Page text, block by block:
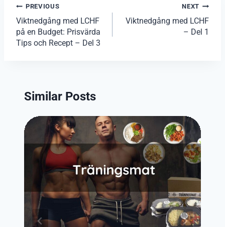
Inläggsnavigering
PREVIOUS
Viktnedgång med LCHF
på en Budget: Prisvärda
Tips och Recept – Del 3
NEXT
Viktnedgång med LCHF
– Del 1
Similar Posts